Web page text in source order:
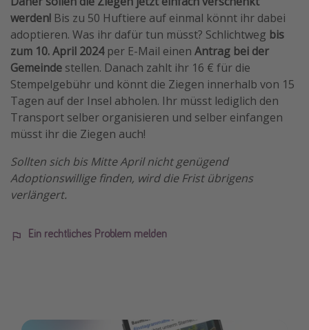
werden! Bis zu 50 Huftiere auf einmal könnt ihr dabei
adoptieren. Was ihr dafür tun müsst? Schlichtweg bis
zum 10. April 2024per E-Mail einen Antrag bei der
Gemeinde stellen. Danach zahlt ihr 16 € für die
Stempelgebühr und könnt die Ziegen innerhalb von 15
Tagen auf der Insel abholen. Ihr müsst lediglich den
Transport selber organisieren und selber einfangen
müsst ihr die Ziegen auch!
Sollten sich bis Mitte April nicht genügend
Adoptionswillige finden, wird die Frist übrigens
verlängert.
Ein rechtliches Problem melden